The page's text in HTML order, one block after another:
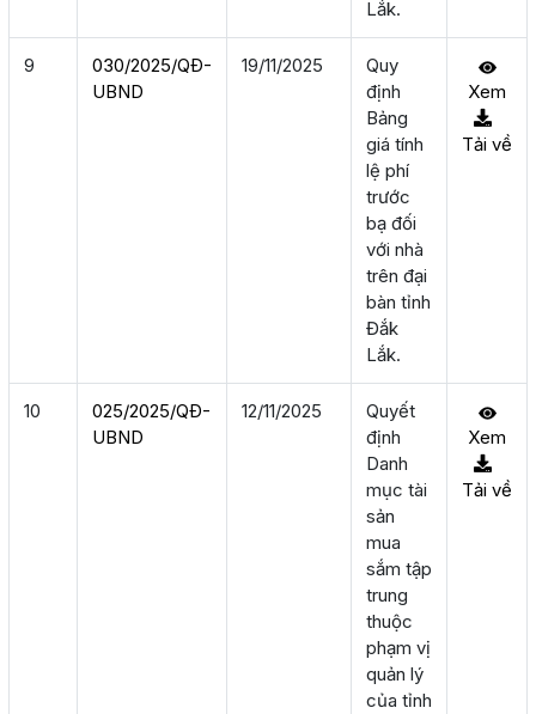
Lắk.
9
030/2025/QÐ-
UBND
19/11/2025
Quy
định
Bảng
giá tính
lệ phí
trước
bạ đối
với nhà
trên đại
bàn tỉnh
Đắk
Lắk.
Xem
Tải về
10
025/2025/QÐ-
UBND
12/11/2025
Quyết
định
Danh
mục tài
sản
mua
sắm tập
trung
thuộc
phạm vị
quản lý
của tỉnh
Xem
Tải về